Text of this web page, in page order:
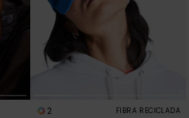
2 FIBRA RECICLADA